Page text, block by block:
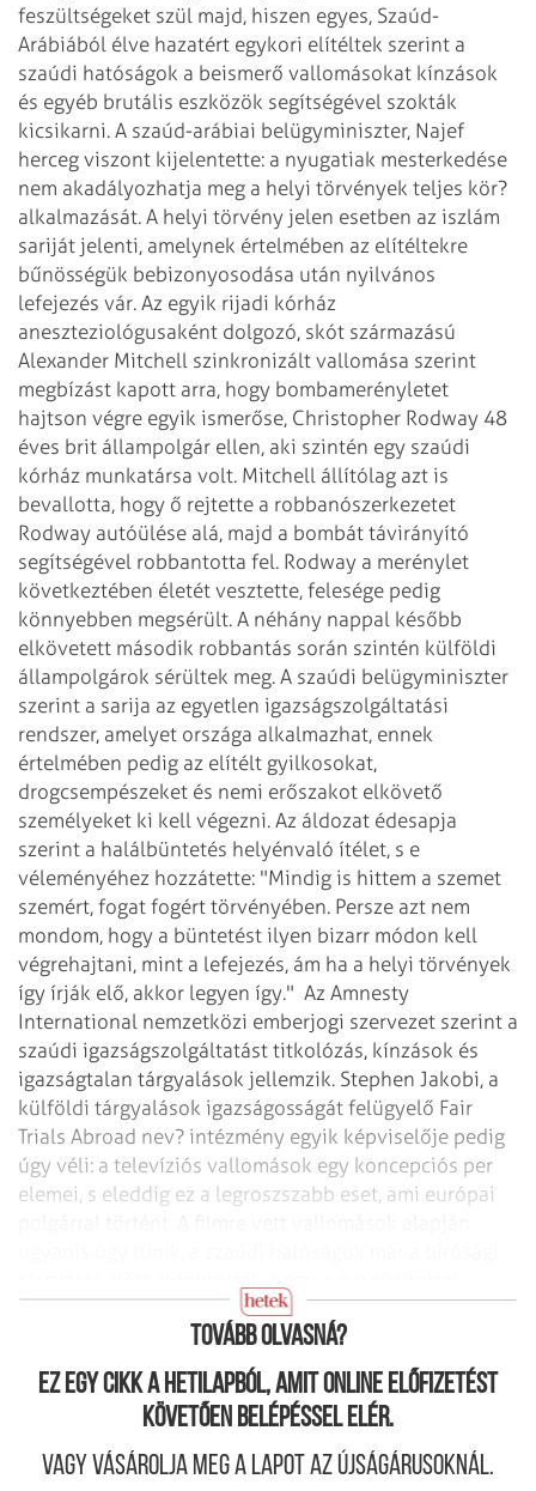
feszültségeket szül majd, hiszen egyes, Szaúd-
Arábiából élve hazatért egykori elítéltek szerint a
szaúdi hatóságok a beismerő vallomásokat kínzások
és egyéb brutális eszközök segítségével szokták
kicsikarni. A szaúd-arábiai belügyminiszter, Najef
herceg viszont kijelentette: a nyugatiak mesterkedése
nem akadályozhatja meg a helyi törvények teljes kör?
alkalmazását. A helyi törvény jelen esetben az iszlám
sariját jelenti, amelynek értelmében az elítéltekre
bűnösségük bebizonyosodása után nyilvános
lefejezés vár. Az egyik rijadi kórház
aneszteziológusaként dolgozó, skót származású
Alexander Mitchell szinkronizált vallomása szerint
megbízást kapott arra, hogy bombamerényletet
hajtson végre egyik ismerőse, Christopher Rodway 48
éves brit állampolgár ellen, aki szintén egy szaúdi
kórház munkatársa volt. Mitchell állítólag azt is
bevallotta, hogy ő rejtette a robbanószerkezetet
Rodway autóülése alá, majd a bombát távirányító
segítségével robbantotta fel. Rodway a merénylet
következtében életét vesztette, felesége pedig
könnyebben megsérült. A néhány nappal később
elkövetett második robbantás során szintén külföldi
állampolgárok sérültek meg. A szaúdi belügyminiszter
szerint a sarija az egyetlen igazságszolgáltatási
rendszer, amelyet országa alkalmazhat, ennek
értelmében pedig az elítélt gyilkosokat,
drogcsempészeket és nemi erőszakot elkövető
személyeket ki kell végezni. Az áldozat édesapja
szerint a halálbüntetés helyénvaló ítélet, s e
véleményéhez hozzátette: "Mindig is hittem a szemet
szemért, fogat fogért törvényében. Persze azt nem
mondom, hogy a büntetést ilyen bizarr módon kell
végrehajtani, mint a lefejezés, ám ha a helyi törvények
így írják elő, akkor legyen így." Az Amnesty
International nemzetközi emberjogi szervezet szerint a
szaúdi igazságszolgáltatást titkolózás, kínzások és
igazságtalan tárgyalások jellemzik. Stephen Jakobi, a
külföldi tárgyalások igazságosságát felügyelő Fair
Trials Abroad nev? intézmény egyik képviselője pedig
úgy véli: a televíziós vallomások egy koncepciós per
elemei, s eleddig ez a legroszszabb eset, ami európai
valóban bűnösök.
Tovább olvasná?
Ez egy cikk a hetilapból, amit online előfizetést
követően belépéssel elér.
Vagy vásárolja meg a lapot az újságárusoknál.